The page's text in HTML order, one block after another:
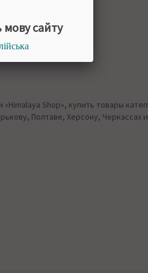
Shop», купить товары
Полтаве, Херсону, Черкассах
сайту